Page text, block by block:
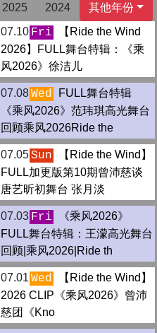
2025 2024
其他年份
07.10 Fri
【Ride the Wind
2026】FULL舞台特辑：《乘
风2026》徐洁儿
07.08Wed
FULL舞台特辑
《乘风2026》范玮琪高光舞台
回顾乘风2026Ride the
07.05Sun
【Ride the Wind】
FULL加更版第10期曾沛慈谈
唐艺昕初舞台 张月淡
07.03 Fri
《乘风2026》
FULL舞台特辑：王濛高光舞台
回顾|乘风2026|Ride th
07.01 Wed
【Ride the Wind】
2026 CLIP《乘风2026》曾沛
慈团《Kno